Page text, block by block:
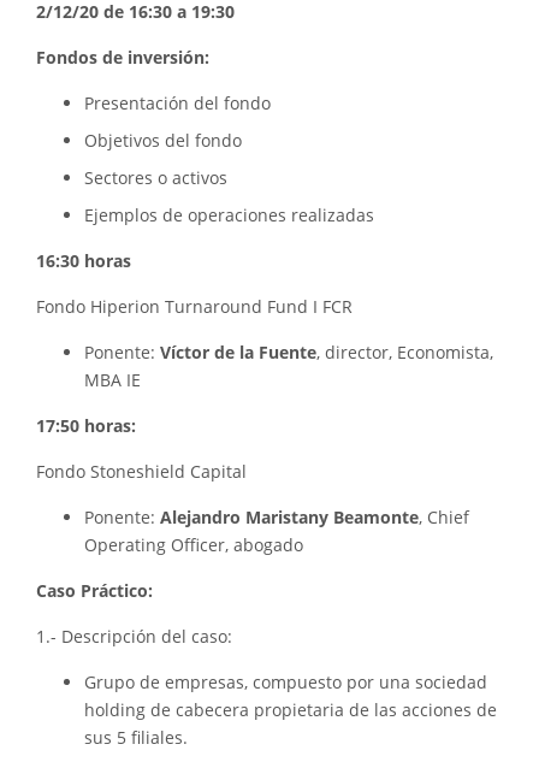
2/12/20 de 16:30 a 19:30
Fondos de inversión:
Presentación del fondo
Objetivos del fondo
Sectores o activos
Ejemplos de operaciones realizadas
16:30 horas
Fondo Hiperion Turnaround Fund I FCR
Ponente: Víctor de la Fuente, director, Economista,
MBA IE
17:50 horas:
Fondo Stoneshield Capital
Ponente: Alejandro Maristany Beamonte, Chief
Operating Officer, abogado
Caso Práctico:
1.- Descripción del caso:
Grupo de empresas, compuesto por una sociedad
holding de cabecera propietaria de las acciones de
sus 5 filiales.